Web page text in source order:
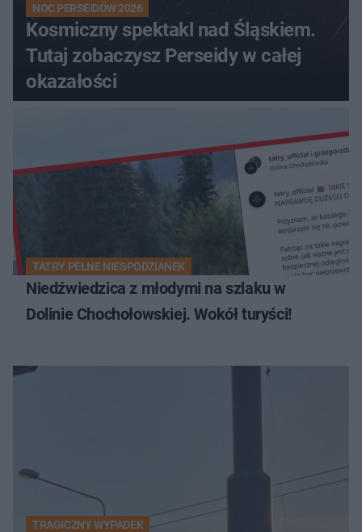
NOC PERSEIDÓW 2026
Kosmiczny spektakl nad Śląskiem.
Tutaj zobaczysz Perseidy w całej
okazałości
TATRY PEŁNE NIESPODZIANEK
Niedźwiedzica z młodymi na szlaku w
Dolinie Chochołowskiej. Wokół turyści!
TRAGICZNY WYPADEK